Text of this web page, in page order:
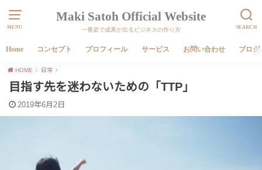
MENU SEARCH
Maki Satoh Official Website
一番楽で成果が出るビジネスの作り方
Home コンセプト プロフィール サービス お問い合わせ ブログ
HOME 日常
目指す先を迷わないための「TTP」
2019年6月2日